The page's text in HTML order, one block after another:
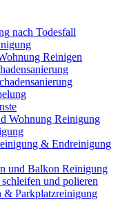
nach Todesfall
Reinigen
Wohnung Reinigung
& Endreinigung
und Balkon Reinigung
und polieren
& Parkplatzreinigung